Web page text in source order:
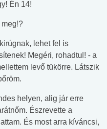
Én 14!
lehet fel is
Megéri, rohadtul! - a
levő tükörre. Látszik
helyen, alig jár erre
Észrevette a
És most arra kíváncsi,